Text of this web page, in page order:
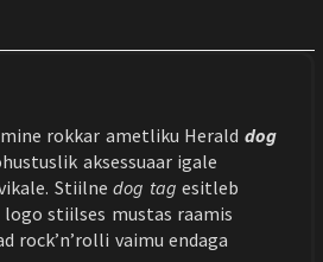
rokkar ametliku Herald dog
aksessuaar igale
Stiilnedog tag esitleb
stiilses mustas raamis
rock’n’rolli vaimu endaga